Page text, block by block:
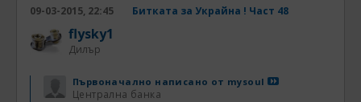
09-03-2015, 22:45 Битката за Украйна ! Част 48
flysky1
Дилър
Първоначално написано от mysoul
Централна банка